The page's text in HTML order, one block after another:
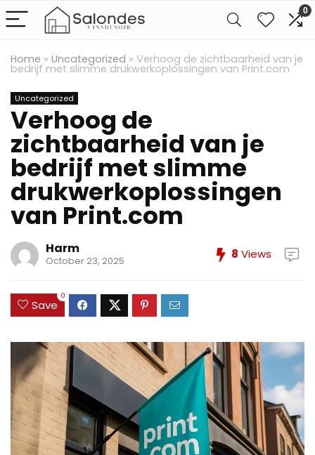
0
Home » Uncategorized » Verhoog de zichtbaarheid van je
bedrijf met slimme drukwerkoplossingen van Print.com
Uncategorized
Verhoog de
zichtbaarheid van je
bedrijf met slimme
drukwerkoplossingen
van Print.com
Harm
October 23, 2025 8 Views
Save
0